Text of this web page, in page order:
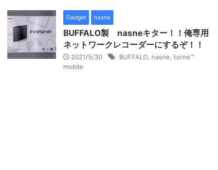
Gadget nasne
BUFFALO製 nasneキター！！俺専用
ネットワークレコーダーにするぞ！！
2021/5/30 BUFFALO nasne torne™
mobile